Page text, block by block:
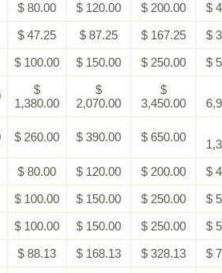
$ 80.00 $ 120.00 $ 200.00
$
$ 47.25 $ 87.25 $ 167.25
$
$ 100.00 $ 150.00 $ 250.00 $
$
1,380.00
$
2,070.00
$
3,450.00
$ 260.00 $ 390.00 $ 650.00
$ 80.00 $ 120.00 $ 200.00
$
$ 100.00 $ 150.00 $ 250.00
$
$ 100.00 $ 150.00 $ 250.00
$
$ 88.13 $ 168.13 $ 328.13
$